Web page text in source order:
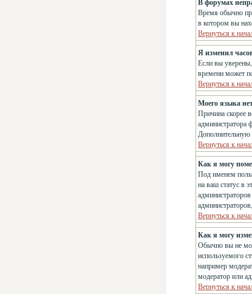
В форумах
Время обычно
в котором вы
Вернуться к
Я изменил
Если вы
времени может
Вернуться к
Моего языка
Причина скорее
администратора
Вернуться к
Как я могу
Под именем
на ваш статус в
Вернуться к
Как я могу
Обычно вы не
используемого
например
модератор или
Вернуться к